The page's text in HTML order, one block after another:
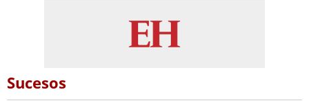
Sucesos